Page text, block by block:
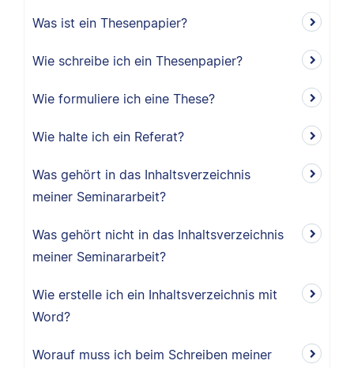
Was ist ein Thesenpapier?
Wie schreibe ich ein Thesenpapier?
Wie formuliere ich eine These?
Wie halte ich ein Referat?
Was gehört in das Inhaltsverzeichnis
meiner Seminararbeit?
Was gehört nicht in das Inhaltsverzeichnis
meiner Seminararbeit?
Wie erstelle ich ein Inhaltsverzeichnis mit
Word?
Worauf muss ich beim Schreiben meiner